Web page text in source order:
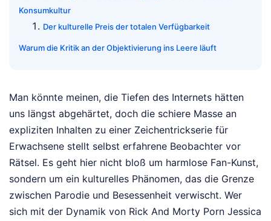
Konsumkultur
Der kulturelle Preis der totalen Verfügbarkeit
Warum die Kritik an der Objektivierung ins Leere läuft
Man könnte meinen, die Tiefen des Internets hätten
uns längst abgehärtet, doch die schiere Masse an
expliziten Inhalten zu einer Zeichentrickserie für
Erwachsene stellt selbst erfahrene Beobachter vor
Rätsel. Es geht hier nicht bloß um harmlose Fan-Kunst,
sondern um ein kulturelles Phänomen, das die Grenze
zwischen Parodie und Besessenheit verwischt. Wer
sich mit der Dynamik von Rick And Morty Porn Jessica